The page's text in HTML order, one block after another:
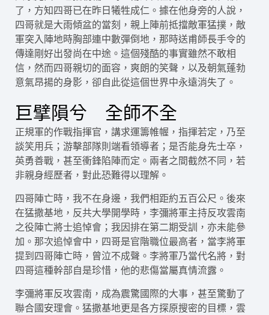
了，方知四哥已在昨日犧牲成仁。據在他身旁的人說，
四哥就是大雨傾盆的當刻，親上陣前抵擋敵軍猛撲，敵
軍突入陣地時胸部連中數彈倒地，那時送甫師長手令的
傳達剛好出發尚在中途。這個殘酷的事實雖然不敢相
信，然而四哥親切的面容，爽朗的笑聲，以及朝氣蓬勃
意氣昂揚的身影，卻自此從這個世界中永遠消失了。
巨擘隕兮 全師不全
正規軍的作戰指揮官，講求運籌帷幄，指揮若定，乃至
談笑用兵；游擊部隊則端看領導者；是否能身先士卒，
英勇善戰，甚至衝鋒陷陣而定。兩者之間截然不同，若
非親身經歷者，對此恐難得以理解。
四哥陣亡時，我不在身邊，我們相距約五百公尺。後來
在猛撒基地，反共大學開學時，李彌將軍主持反攻雲南
之役陣亡將士追悼會；我因排在第二期受訓，亦未能參
加。那次追悼會中，四哥是官階職位最高者，當李將軍
提到四哥陣亡時，曾泣不成聲。李將軍乃當代名將，對
四哥這種幹部自是珍惜，他的悲傷當屬真情流露。
李彌將軍反攻雲南，成為震驚國際的大事，甚至驚動了
聯合國安理會。猛撒基地更是各方探原搜密的目標，雲